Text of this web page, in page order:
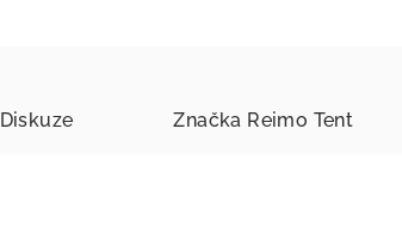
Diskuze Značka Reimo Tent